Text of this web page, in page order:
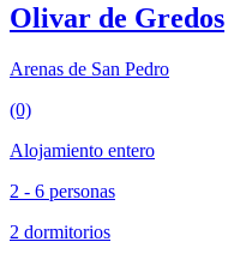
Olivar de Gredos
Arenas de San Pedro
(0)
Alojamiento entero
2 - 6 personas
2 dormitorios